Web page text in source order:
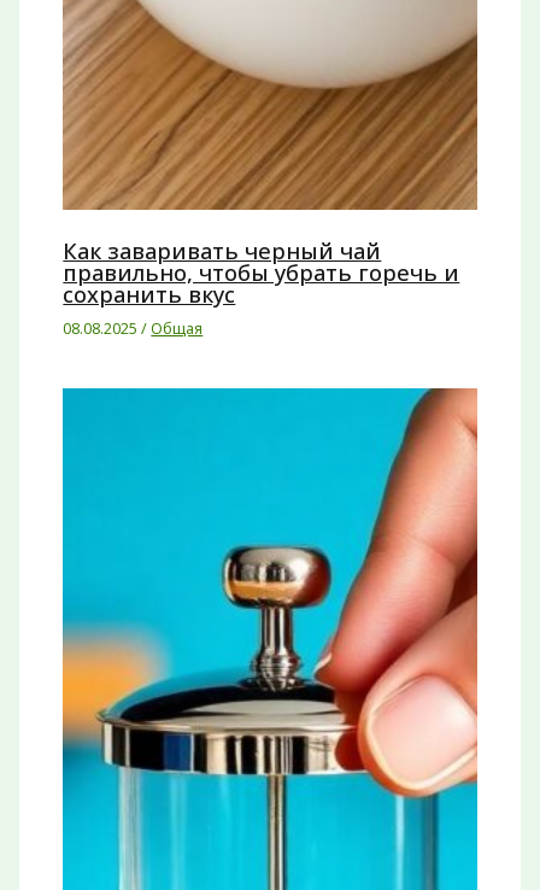
Как заваривать черный чай
правильно, чтобы убрать горечь и
сохранить вкус
08.08.2025/Общая